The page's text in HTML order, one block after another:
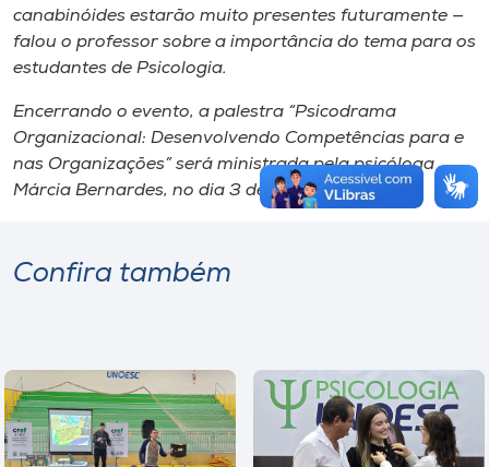
canabinóides estarão muito presentes futuramente —
falou o professor sobre a importância do tema para os
estudantes de Psicologia.
Encerrando o evento, a palestra “Psicodrama
Organizacional: Desenvolvendo Competências para e
nas Organizações” será ministrada pela psicóloga
Márcia Bernardes, no dia 3 de outubro.
Confira também